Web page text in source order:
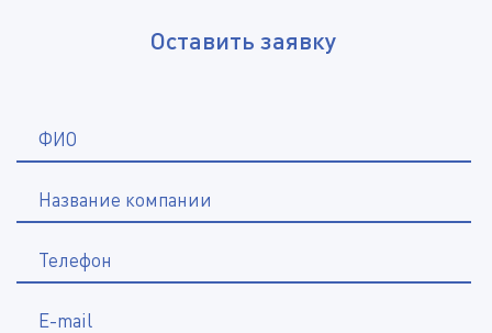
Оставить заявку
ФИО
Название компании
Телефон
E-mail